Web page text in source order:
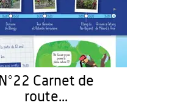
N°22 Carnet de
route...